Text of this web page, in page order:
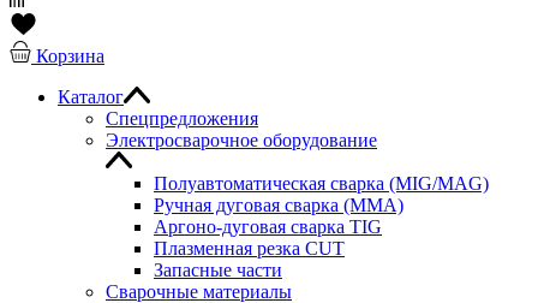
Корзина
Каталог
Спецпредложения
Электросварочное оборудование
Полуавтоматическая сварка (MIG/MAG)
Ручная дуговая сварка (MMA)
Аргоно-дуговая сварка TIG
Плазменная резка CUT
Запасные части
Сварочные материалы